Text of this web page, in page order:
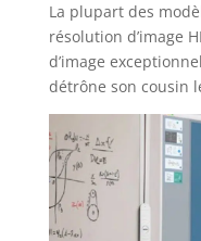
La plupart des
résolution d’image
d’image
détrône son cousin